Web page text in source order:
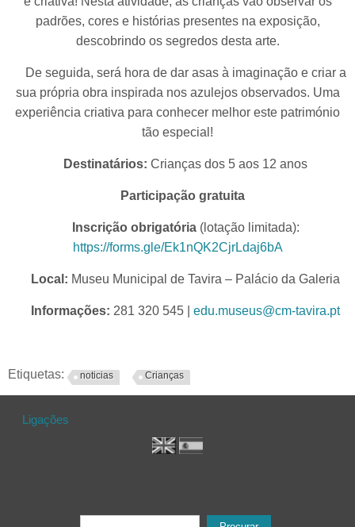
padrões, cores e histórias presentes na exposição,
descobrindo os segredos desta arte.
De seguida, será hora de dar asas à imaginação e criar a
sua própria obra inspirada nos azulejos observados. Uma
experiência criativa para conhecer melhor este património
tão especial!
Destinatários: Crianças dos 5 aos 12 anos
Participação gratuita
Inscrição obrigatória(lotação limitada):
https://forms.gle/Ek1nQK2CjrLdaj6bA
Local: Museu Municipal de Tavira – Palácio da Galeria
Informações: 281 320 545 | edu.museus@cm-tavira.pt
Etiquetas: noticias Crianças
Ligações
Formulário de procura